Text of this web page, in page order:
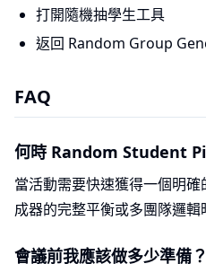
打開隨機抽學生工具
返回 Random Group
FAQ
何時 Random Student
當活動需要快速獲得一個明
成器的完整平衡或多團隊邏輯
會議前我應該做多少準備？